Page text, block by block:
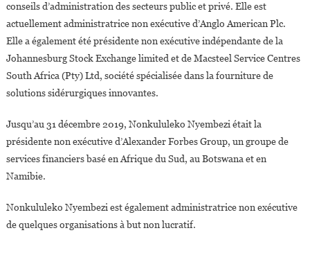
conseils d’administration des secteurs public et privé. Elle est
actuellement administratrice non exécutive d’Anglo American Plc.
Elle a également été présidente non exécutive indépendante de la
Johannesburg Stock Exchange limited et de Macsteel Service Centres
South Africa (Pty) Ltd, société spécialisée dans la fourniture de
solutions sidérurgiques innovantes.
Jusqu’au 31 décembre 2019, Nonkululeko Nyembezi était la
présidente non exécutive d’Alexander Forbes Group, un groupe de
services financiers basé en Afrique du Sud, au Botswana et en
Namibie.
Nonkululeko Nyembezi est également administratrice non exécutive
de quelques organisations à but non lucratif.